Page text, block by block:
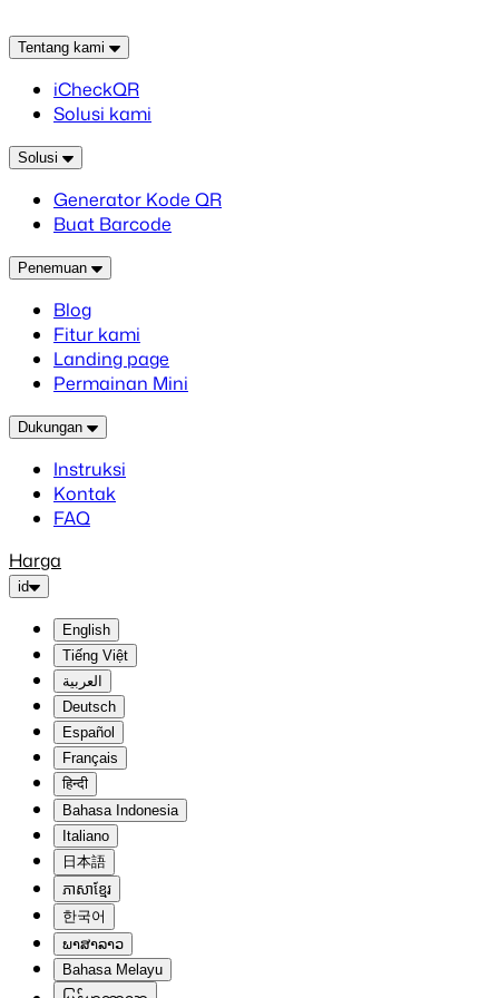
Tentang kami
iCheckQR
Solusi kami
Solusi
Generator Kode QR
Buat Barcode
Penemuan
Blog
Fitur kami
Landing page
Permainan Mini
Dukungan
Instruksi
Kontak
FAQ
Harga
id
English
Tiếng Việt
العربية
Deutsch
Español
Français
हिन्दी
Bahasa Indonesia
Italiano
日本語
ភាសាខ្មែរ
한국어
ພາສາລາວ
Bahasa Melayu